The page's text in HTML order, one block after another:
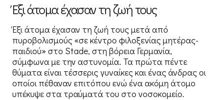
Έξι άτομα έχασαν τη ζωή τους
Έξι άτομα έχασαν τη ζωή τους μετά από
πυροβολισμούς «σε κέντρο φιλοξενίας μητέρας-
παιδιού» στο Stade, στη βόρεια Γερμανία,
σύμφωνα με την αστυνομία. Τα πρώτα πέντε
θύματα είναι τέσσερις γυναίκες και ένας άνδρας οι
οποίοι πέθαναν επιτόπου ενώ ένα ακόμη άτομο
υπέκυψε στα τραύματά του στο νοσοκομείο.